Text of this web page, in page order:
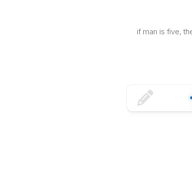
if man is five,